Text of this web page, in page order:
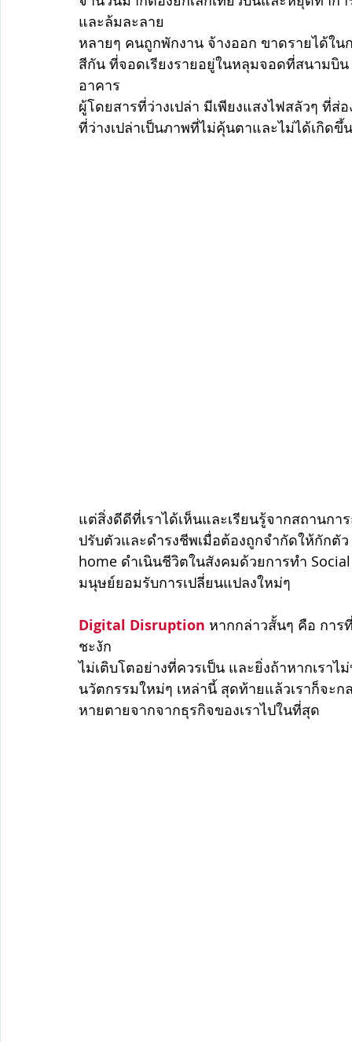
และล้มละลาย
หลายๆ คนถูกพักงาน จ้างออก ขาดรายได้ใ
สีกัน ที่จอดเรียงรายอยู่ในหลุมจอดที่สนามบิ
อาคาร
ผู้โดยสารที่ว่างเปล่า มีเพียงแสงไฟสลัวๆ ที่
ที่ว่างเปล่าเป็นภาพที่ไม่คุ้นตาและไม่ได้เกิด
แต่สิ่งดีดีที่เราได้เห็นและเรียนรู้จากสถานก
ปรับตัวและดำรงชีพเมื่อต้องถูกจำกัดให้กักตั
home ดำเนินชีวิตในสังคมด้วยการทำ
มนุษย์ยอมรับการเปลี่ยนแปลงใหม่ๆ
Digital Disruption หากกล่าวสั้นๆ คือ การ
ชะงัก
ไม่เติบโตอย่างที่ควรเป็น และยิ่งถ้าหากเร
นวัตกรรมใหม่ๆ เหล่านี้ สุดท้ายแล้วเราก็จะ
หายตายจากจากธุรกิจของเราไปในที่สุด